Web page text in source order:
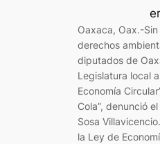
Oaxaca, Oax.-
derechos
diputados de
Legislatura local
Economía
Cola”, denunció
Sosa
la Ley de